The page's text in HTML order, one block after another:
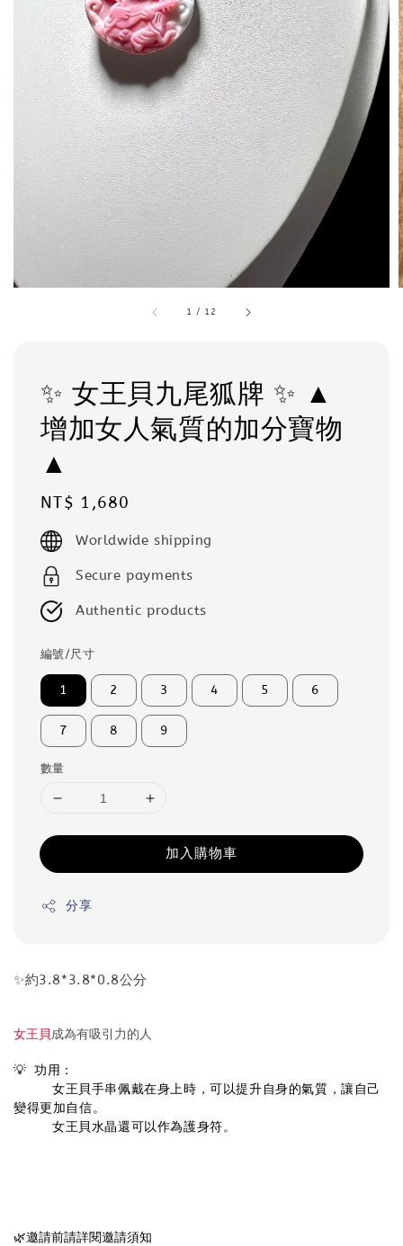
1 / 12
✨ 女王貝九尾狐牌 ✨ ▲
增加女人氣質的加分寶物
▲
Regular
price
NT$ 1,680
Worldwide shipping
Secure payments
Authentic products
編號/尺寸
1 2 3 4 5 6
7 8 9
數量
加入購物車
分享
✨約3.8*3.8*0.8公分
女王貝成為有吸引力的人
💡 功用：
女王貝手串佩戴在身上時，可以提升自身的氣質，讓自己
變得更加自信。
女王貝水晶還可以作為護身符。
🌿邀請前請詳閱邀請須知